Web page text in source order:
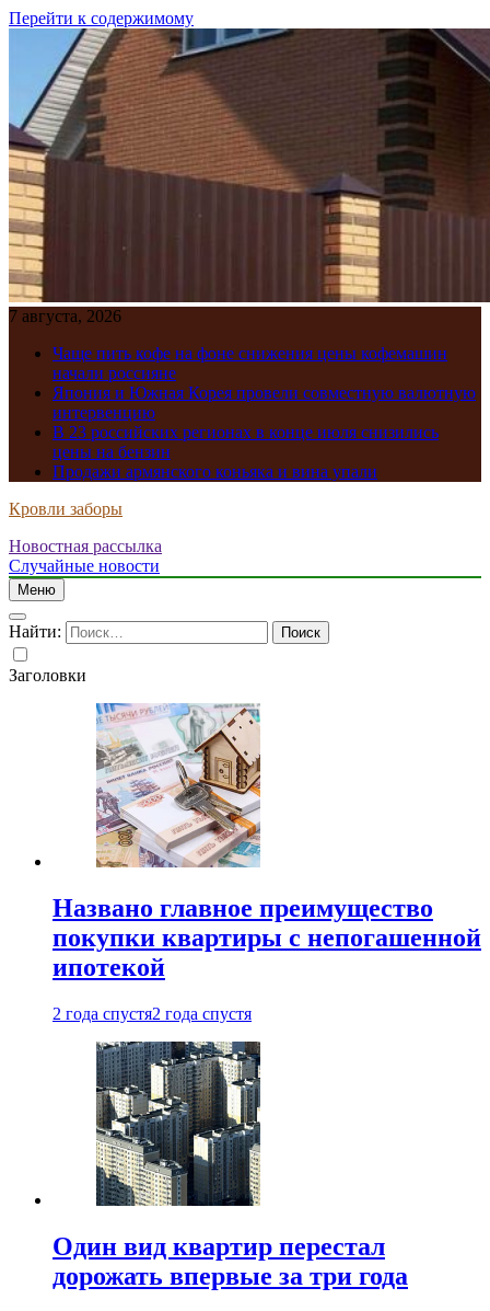
Перейти к содержимому
7 августа, 2026
Чаще пить кофе на фоне снижения цены кофемашин
начали россияне
Япония и Южная Корея провели совместную валютную
интервенцию
В 23 российских регионах в конце июля снизились
цены на бензин
Продажи армянского коньяка и вина упали
Кровли заборы
Новостная рассылка
Случайные новости
Меню
Найти:
Заголовки
Названо главное преимущество
покупки квартиры с непогашенной
ипотекой
2 года спустя2 года спустя
Один вид квартир перестал
дорожать впервые за три года